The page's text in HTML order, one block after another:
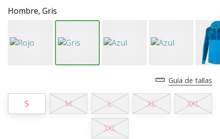
y…
25. 11. 2024
embajador
Weplayhandball!
Hombre, Gris
Guía de tallas
S M L XL XXL
3XL